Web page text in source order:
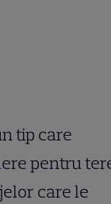
tip care
pentru
care le